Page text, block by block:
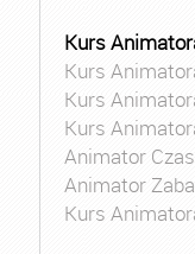
Kurs
Kurs
Kurs
Kurs
Animator
Animator
Kurs